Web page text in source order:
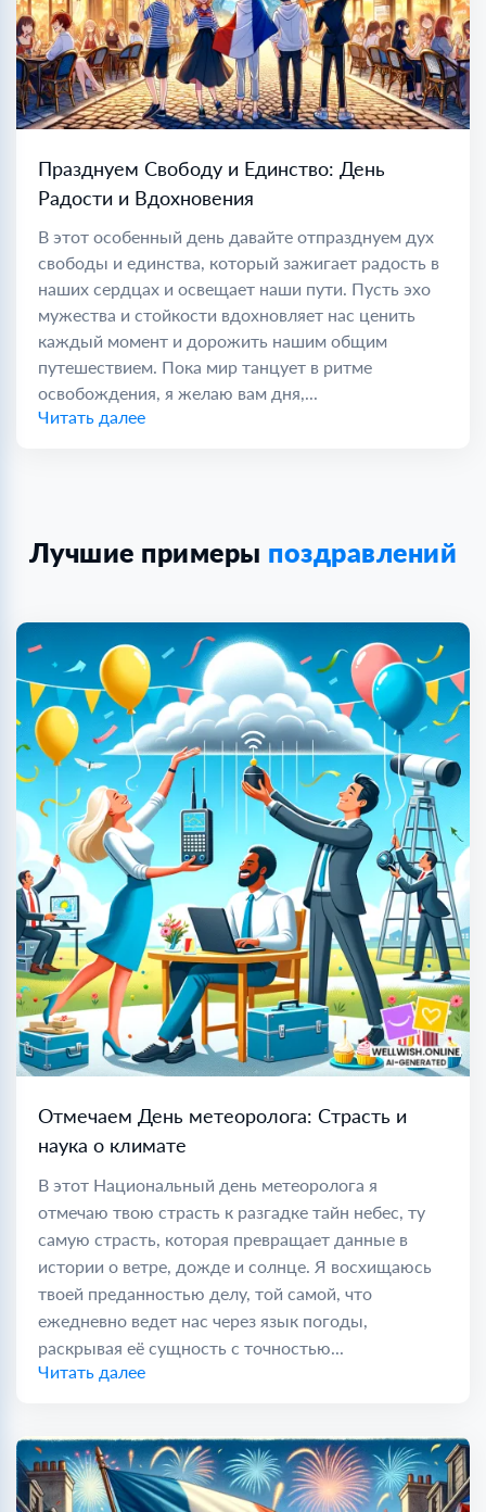
Празднуем Свободу и Единство: День
Радости и Вдохновения
В этот особенный день давайте отпразднуем дух
свободы и единства, который зажигает радость в
наших сердцах и освещает наши пути. Пусть эхо
мужества и стойкости вдохновляет нас ценить
каждый момент и дорожить нашим общим
путешествием. Пока мир танцует в ритме
освобождения, я желаю вам дня,...
Читать далее
Лучшие примеры поздравлений
Отмечаем День метеоролога: Страсть и
наука о климате
В этот Национальный день метеоролога я
отмечаю твою страсть к разгадке тайн небес, ту
самую страсть, которая превращает данные в
истории о ветре, дожде и солнце. Я восхищаюсь
твоей преданностью делу, той самой, что
ежедневно ведет нас через язык погоды,
раскрывая её сущность с точностью...
Читать далее